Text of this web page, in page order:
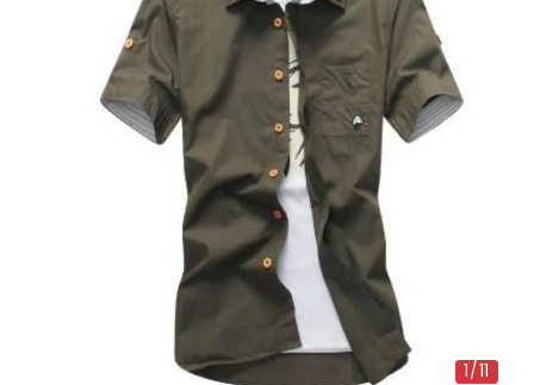
1/11